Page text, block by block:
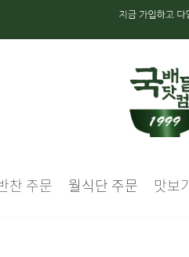
찬 주문 월식단 주문 맛보